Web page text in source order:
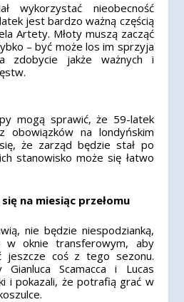
wykorzystać nieobecność
jest bardzo ważną częścią
Artety. Młoty muszą zacząć
– być może los im sprzyja
zdobycie jakże ważnych i
mogą sprawić, że 59-latek
obowiązków na londyńskim
że zarząd będzie stał po
stanowisko może się łatwo
na miesiąc przełomu
nie będzie niespodzianką,
w oknie transferowym, aby
jeszcze coś z tego sezonu.
Gianluca Scamacca i Lucas
i pokazali, że potrafią grać w